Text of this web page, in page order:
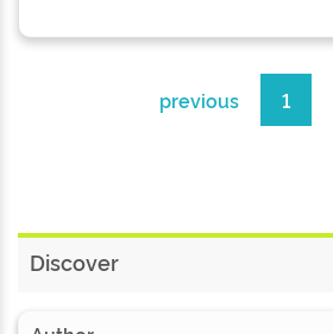
previous 1
Discover